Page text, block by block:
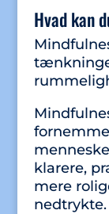
Hvad kan
klarere,
mere
nedtrykte.